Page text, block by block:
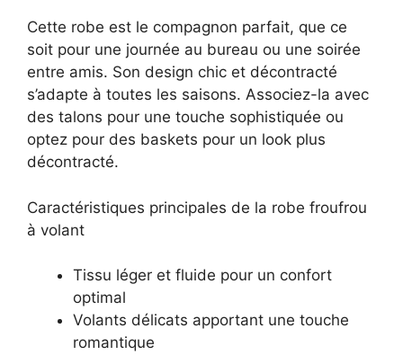
Cette robe est le compagnon parfait, que ce
soit pour une journée au bureau ou une soirée
entre amis. Son design chic et décontracté
s’adapte à toutes les saisons. Associez-la avec
des talons pour une touche sophistiquée ou
optez pour des baskets pour un look plus
décontracté.
Caractéristiques principales de la robe froufrou
à volant
Tissu léger et fluide pour un confort
optimal
Volants délicats apportant une touche
romantique